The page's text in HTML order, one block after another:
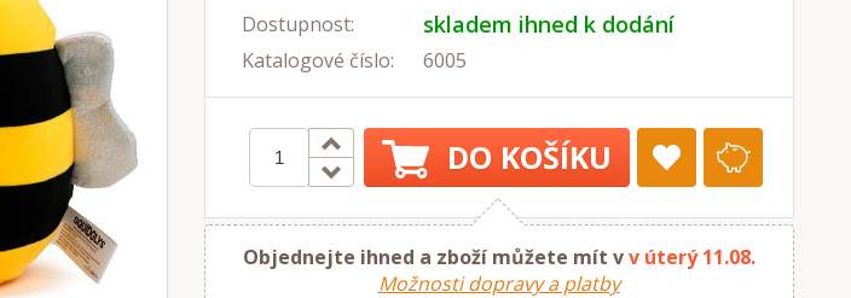
Dostupnost: skladem ihned k dodání
Katalogové číslo: 6005
DO KOŠÍKU
Objednejte ihned a zboží můžete mít vv úterý 11.08.
Možnosti dopravy a platby